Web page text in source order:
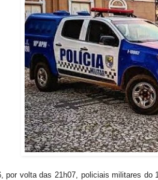
por volta das 21h07, policiais militares do